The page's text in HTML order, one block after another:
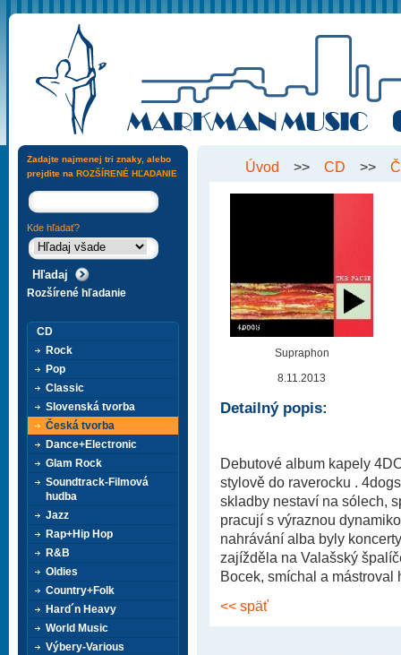
Úvod >> CD >>
Supraphon
8.11.2013
Detailný popis:
Debutové album kapely
stylově do raverocku .
skladby nestaví na sólech,
pracují s výraznou
nahrávání alba byly
zajížděla na Valašský
Bocek, smíchal a mástroval
<< späť
Zadajte najmenej tri znaky, alebo
prejdite na ROZŠÍRENÉ HĽADANIE
Kde hľadať?
Rozšírené hľadanie
CD
Rock
Pop
Classic
Slovenská tvorba
Česká tvorba
Dance+Electronic
Glam Rock
Soundtrack-Filmová
hudba
Jazz
Rap+Hip Hop
R&B
Oldies
Country+Folk
Hard´n Heavy
World Music
Výbery-Various